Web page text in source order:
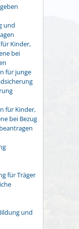
und
Kinder,
bei
für junge
für Kinder,
bei Bezug
für Träger
und